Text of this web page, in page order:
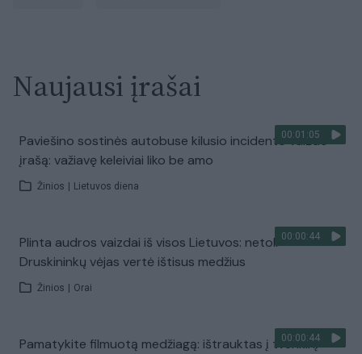
Naujausi įrašai
00:01:05
Paviešino sostinės autobuse kilusio incidento vaizdo
įrašą: važiavę keleiviai liko be amo
Žinios Lietuvos diena
00:00:44
Plinta audros vaizdai iš visos Lietuvos: netoli
Druskininkų vėjas vertė ištisus medžius
Žinios Orai
00:00:44
Pamatykite filmuotą medžiagą: ištrauktas į tvenkinį